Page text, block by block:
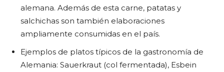
alemana. Además de esta carne, patatas y
salchichas son también elaboraciones
ampliamente consumidas en el país.
Ejemplos de platos típicos de la gastronomía de
Alemania: Sauerkraut (col fermentada), Esbein